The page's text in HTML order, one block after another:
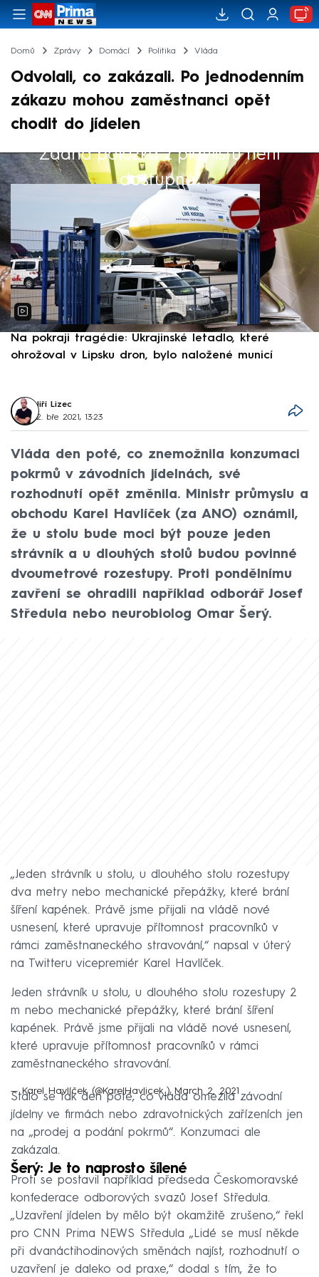
Domů Zprávy Domácí Politika Vláda
Odvolali, co zakázali. Po jednodenním
zákazu mohou zaměstnanci opět
chodit do jídelen
Žádná položka z playlistu není
dostupná.
Výběr redakce
Na pokraji tragédie: Ukrajinské letadlo, které
ohrožoval v Lipsku dron, bylo naložené municí
Jiří Lizec
2. bře 2021, 13:23
Vláda den poté, co znemožnila konzumaci
pokrmů v závodních jídelnách, své
rozhodnutí opět změnila. Ministr průmyslu a
obchodu Karel Havlíček (za ANO) oznámil,
že u stolu bude moci být pouze jeden
strávník a u dlouhých stolů budou povinné
dvoumetrové rozestupy. Proti pondělnímu
zavření se ohradili například odborář Josef
Středula nebo neurobiolog Omar Šerý.
„Jeden strávník u stolu, u dlouhého stolu rozestupy
dva metry nebo mechanické přepážky, které brání
šíření kapének. Právě jsme přijali na vládě nové
usnesení, které upravuje přítomnost pracovníků v
rámci zaměstnaneckého stravování,“ napsal v úterý
na Twitteru vicepremiér Karel Havlíček.
Jeden strávník u stolu, u dlouhého stolu rozestupy 2
m nebo mechanické přepážky, které brání šíření
kapének. Právě jsme přijali na vládě nové usnesení,
které upravuje přítomnost pracovníků v rámci
zaměstnaneckého stravování.
— Karel Havlíček (@KarelHavlicek_) March 2, 2021
Stalo se tak den poté, co vláda omezila závodní
jídelny ve firmách nebo zdravotnických zařízeních jen
na „prodej a podání pokrmů“. Konzumaci ale
zakázala.
Šerý: Je to naprosto šílené
Proti se postavil například předseda Českomoravské
konfederace odborových svazů Josef Středula.
„Uzavření jídelen by mělo být okamžitě zrušeno,“ řekl
pro CNN Prima NEWS Středula „Lidé se musí někde
při dvanáctihodinových směnách najíst, rozhodnutí o
uzavření je daleko od praxe,“ dodal s tím, že to